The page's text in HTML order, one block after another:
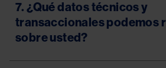
7. ¿Qué datos técnicos y
transaccionales podemos
sobre usted?